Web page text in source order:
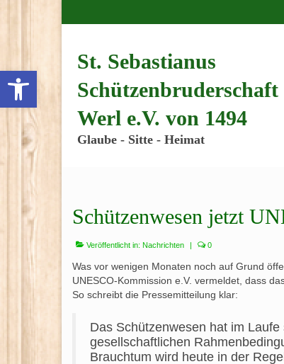
Werkzeugleiste öffnen
St. Sebastianus
Schützenbruderschaft
Werl e.V. von 1494
Glaube - Sitte - Heimat
Schützenwesen jetzt
Veröffentlicht in: Nachrichten | 0
Was vor wenigen Monaten noch auf Grund
UNESCO-Kommission e.V. vermeldet, dass
So schreibt die Pressemitteilung klar:
Das Schützenwesen hat im
gesellschaftlichen
Brauchtum wird heute in der